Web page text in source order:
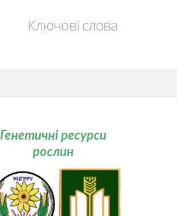
Ключові слова
Генетичні ресурси
рослин